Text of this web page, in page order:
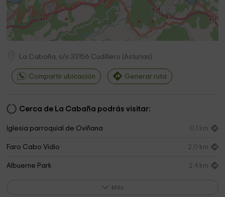
La Cabaña, s/n 33156 Cudillero (Asturias)
Compartir ubicación Generar ruta
Cerca de La Cabaña podrás visitar:
Iglesia parroquial de Oviñana 0,1 km
Faro Cabo Vidio 2,0 km
Albuerne Park 2,4 km
Más